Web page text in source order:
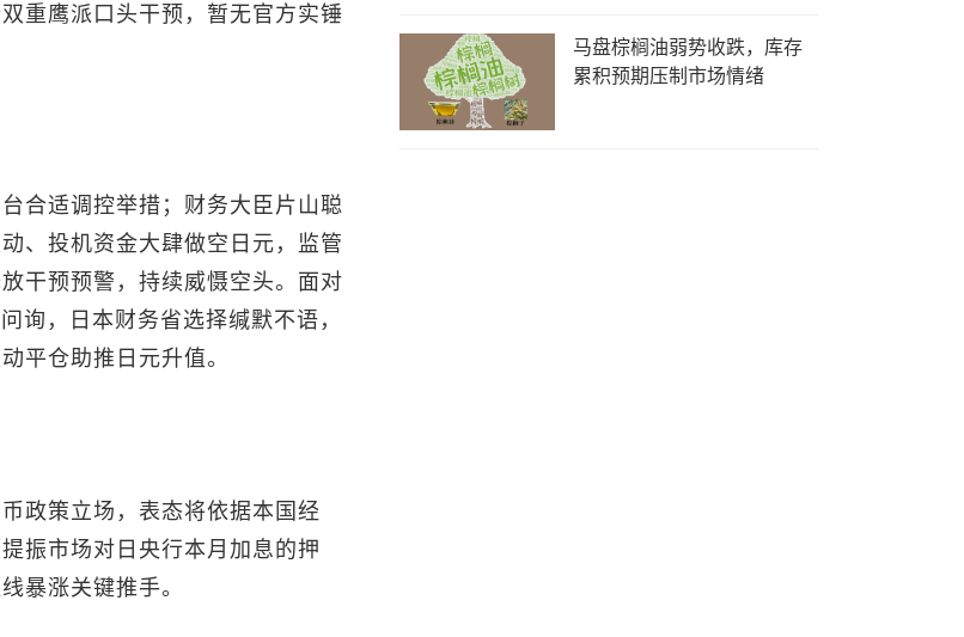
重鹰派口头干预，暂无官方实锤
合适调控举措；财务大臣片山聪
、投机资金大肆做空日元，监管
干预预警，持续威慑空头。面对
询，日本财务省选择缄默不语，
平仓助推日元升值。
政策立场，表态将依据本国经
振市场对日央行本月加息的押
暴涨关键推手。
马盘棕榈油弱势收跌，库存
累积预期压制市场情绪